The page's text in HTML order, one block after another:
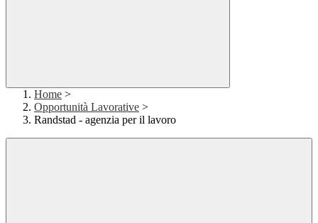
Home >
Opportunità Lavorative >
Randstad - agenzia per il lavoro